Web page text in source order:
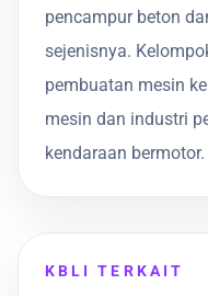
pencampur beton
sejenisnya.
pembuatan mesin
mesin dan industri
kendaraan bermotor.
KBLI TERKAIT